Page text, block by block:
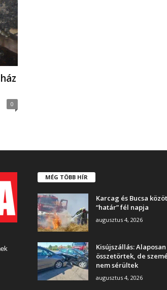
0
MÉG TÖBB HÍR
Karcag és Bucsa
“határ” fél napja
augusztus 4, 2026
Kisújszállás: Alaposan
összetörtek, de
nem sérültek
augusztus 4, 2026